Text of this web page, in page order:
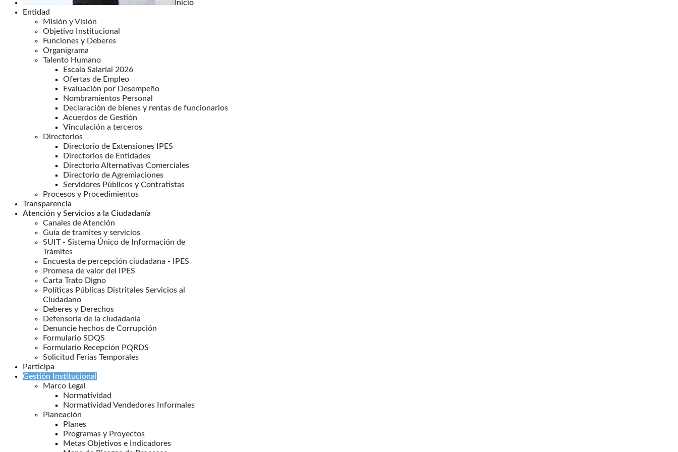
Inicio
Entidad
Misión y Visión
Objetivo Institucional
Funciones y Deberes
Organigrama
Talento Humano
Escala Salarial 2026
Ofertas de Empleo
Evaluación por Desempeño
Nombramientos Personal
Declaración de bienes y rentas de funcionarios
Acuerdos de Gestión
Vinculación a terceros
Directorios
Directorio de Extensiones IPES
Directorios de Entidades
Directorio Alternativas Comerciales
Directorio de Agremiaciones
Servidores Públicos y Contratistas
Procesos y Procedimientos
Transparencia
Atención y Servicios a la Ciudadanía
Canales de Atención
Guía de tramites y servicios
SUIT - Sistema Único de Información de
Trámites
Encuesta de percepción ciudadana - IPES
Promesa de valor del IPES
Carta Trato Digno
Políticas Públicas Distritales Servicios al
Ciudadano
Deberes y Derechos
Defensoría de la ciudadanía
Denuncie hechos de Corrupción
Formulario SDQS
Formulario Recepción PQRDS
Solicitud Ferias Temporales
Participa
Gestión Institucional
Marco Legal
Normatividad
Normatividad Vendedores Informales
Planeación
Planes
Programas y Proyectos
Metas Objetivos e Indicadores